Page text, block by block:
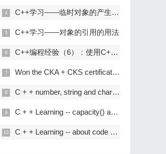
C++学习——临时对象的产生与优化
C++学习——对象的引用的用法
C++编程经验（6）：使用C++风格的类型转换
Won the CKA + CKS certificate with the highest gold content in kubernetes in 31 days!
C + + number, string and char * conversion
C + + Learning -- capacity() and resize() in C + +
C + + Learning -- about code performance optimization